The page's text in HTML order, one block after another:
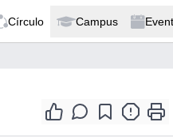
Círculo Campus